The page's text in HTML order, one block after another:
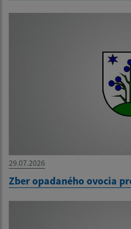
29.07.2026
Zber opadaného ovocia